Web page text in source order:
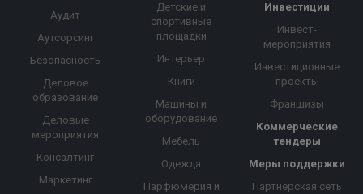
Аудит
Аутсорсинг
Безопасность
Деловое
образование
Деловые
мероприятия
Консалтинг
Маркетинг
Детские и
спортивные
площадки
Интерьер
Книги
Машины и
оборудование
Мебель
Одежда
Парфюмерия и
Инвестиции
Инвест-
мероприятия
Инвестиционные
проекты
Франшизы
Коммерческие
тендеры
Меры поддержки
Партнерская сеть